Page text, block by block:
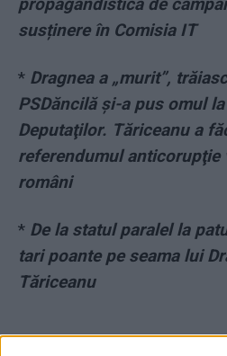
propagandistică de
susținere în Comisia IT
* Dragnea a „murit”,
PSDăncilă şi-a pus omul
Deputaţilor. Tăriceanu a
referendumul anticorupţie
români
* De la statul paralel la
tari poante pe seama lui
Tăriceanu